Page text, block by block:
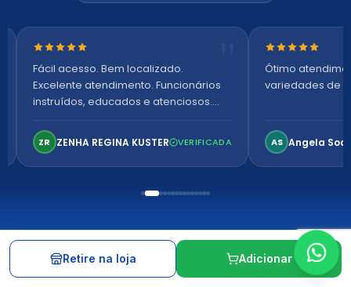
Nota 5 de 5 estrelas
Fácil acesso. Bem localizado.
Excelente atendimento. Funcionários
instruídos, educados e atenciosos.
confortável. Perfeito!
ZR ZENHA REGINA KUSTER VERIFICADA
Nota 5 de 5
Ótimo
variedades de
AS Angela
INSTITUCIONAL
Retire na loja Adicionar